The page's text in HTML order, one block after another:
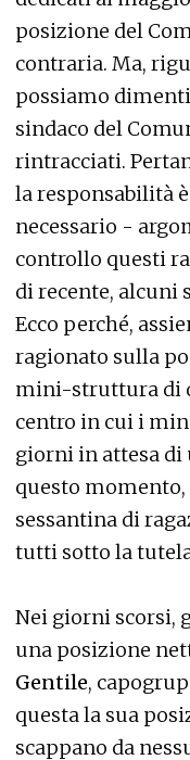
posizione del
contraria. Ma,
possiamo
sindaco del
rintracciati.
la responsabilità
necessario -
controllo questi
di recente, alcuni
Ecco perché,
ragionato sulla
mini-struttura di
centro in cui i
giorni in attesa
questo momento,
sessantina di
tutti sotto la
Nei giorni scorsi,
una posizione
Gentile,
questa la sua
scappano da